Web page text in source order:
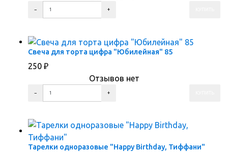
Свеча для торта цифра "Юбилейная" 85
250 ₽
Отзывов нет
Тарелки одноразовые "Happy Birthday, Тиффани"